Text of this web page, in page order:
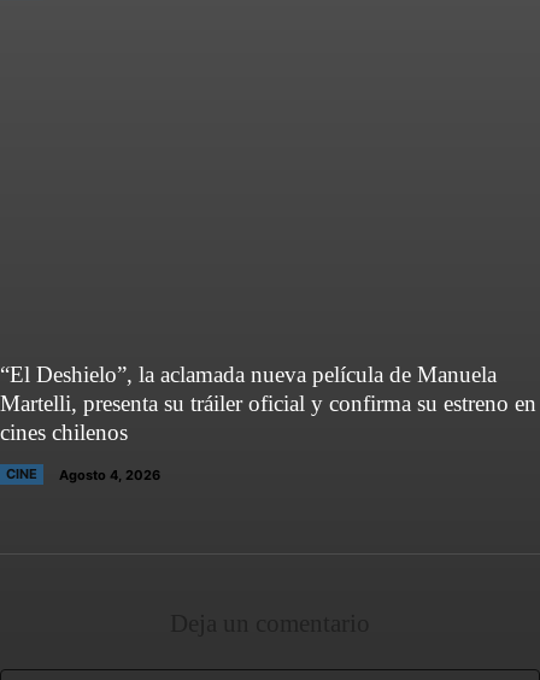
“El Deshielo”, la aclamada nueva película de Manuela
Martelli, presenta su tráiler oficial y confirma su estreno en
cines chilenos
CINE Agosto 4, 2026